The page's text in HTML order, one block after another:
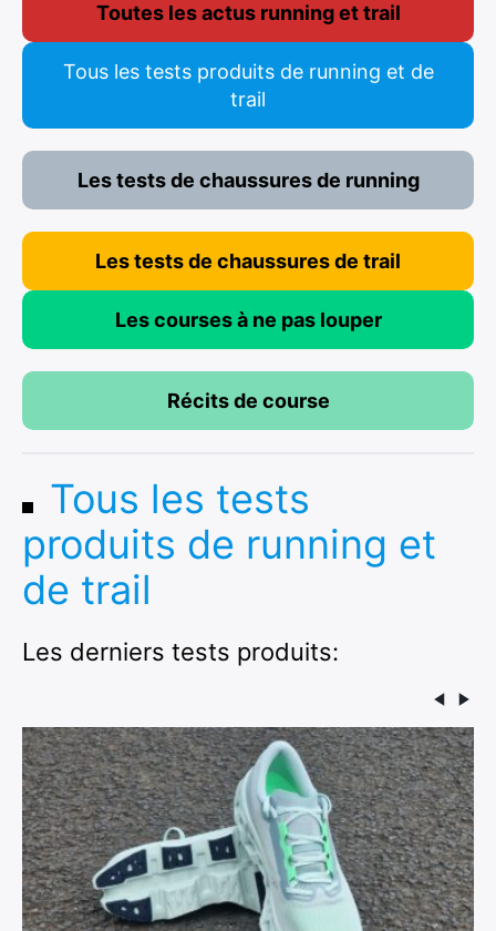
Toutes les actus running et trail
Tous les tests produits de running et de
trail
Les tests de chaussures de running
Les tests de chaussures de trail
Les courses à ne pas louper
Récits de course
Tous les tests
produits de running et
de trail
Les derniers tests produits: